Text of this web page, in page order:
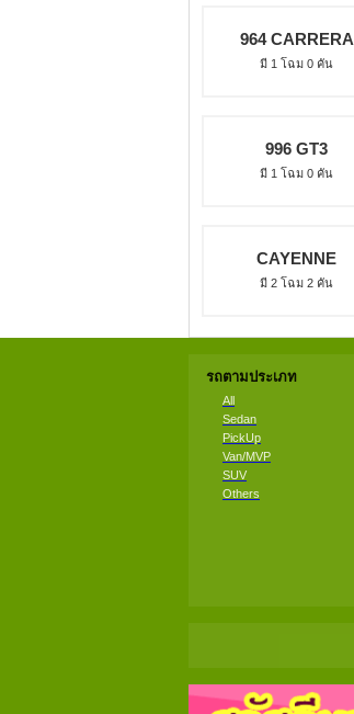
964 CARRERA
มี 1 โฉม 0 คัน
996 GT3
มี 1 โฉม 0 คัน
CAYENNE
มี 2 โฉม 2 คัน
รถตามประเภท
All
Sedan
PickUp
Van/MVP
SUV
Others